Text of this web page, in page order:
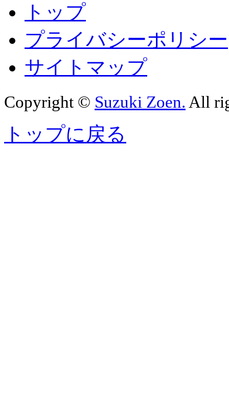
トップ
プライバシーポリシー
サイトマップ
Copyright © Suzuki Zoen. All
トップに戻る